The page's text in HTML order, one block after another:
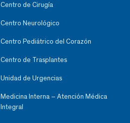
Centro de Cirugía
Centro Neurológico
Centro Pediátrico del Corazón
Centro de Trasplantes
Unidad de Urgencias
Medicina Interna – Atención Médica
Integral